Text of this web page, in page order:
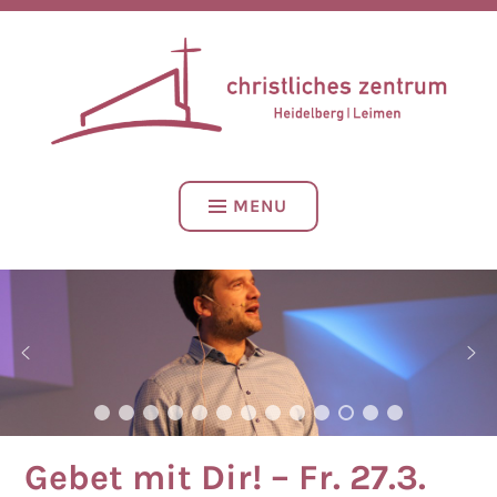
Skip
CZH LEIMEN
MENU
Gebet mit Dir! – Fr. 27.3.